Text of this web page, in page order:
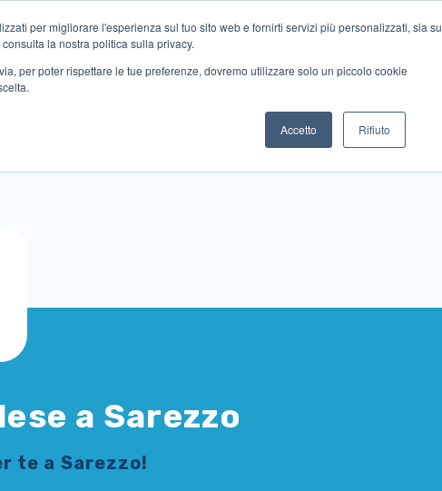
per migliorare l'esperienza sul tuo sito web e fornirti servizi più personalizzati, sia su
la nostra politica sulla privacy.
per poter rispettare le tue preferenze, dovremo utilizzare solo un piccolo cookie
Accetto Rifiuto
a Sarezzo
te a Sarezzo!